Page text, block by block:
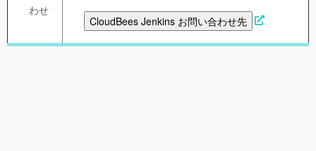
わせ
CloudBees Jenkins お問い合わせ先